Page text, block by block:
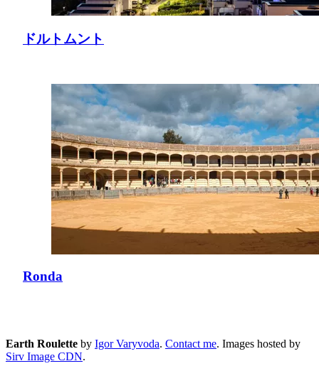
ドルトムント
Ronda
Earth Roulette by Igor Varyvoda. Contact me. Images hosted by
Sirv Image CDN.